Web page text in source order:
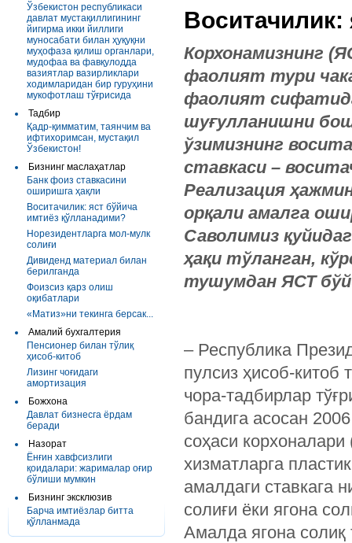
Ўзбекистон республикаси
давлат мустақиллигининг
йигирма икки йиллиги
муносабати билан ҳуқуқни
муҳофаза қилиш органлари,
мудофаа ва фавқулодда
вазиятлар вазирликлари
ходимларидан бир гуруҳини
мукофотлаш тўғрисида
Тадбир
Қадр-қимматим, таянчим ва
ифтихоримсан, мустақил
Ўзбекистон!
Бизнинг маслаҳатлар
Банк фоиз ставкасини
оширишга ҳақли
Воситачилик: яст бўйича
имтиёз қўлланадими?
Норезидентларга мол-мулк
солиғи
Дивиденд материал билан
берилганда
Фоизсиз қарз олиш
оқибатлари
«Матиз»ни текинга берсак...
Амалий бухгалтерия
Пенсионер билан тўлиқ
ҳисоб-китоб
Лизинг чоғидаги
амортизация
Божхона
Давлат бизнесга ёрдам
беради
Назорат
Ёнғин хавфсизлиги
қоидалари: жарималар оғир
бўлиши мумкин
Бизнинг эксклюзив
Барча имтиёзлар битта
қўлланмада
Корхонамизнинг
фаолият тури
фаолият
шуғулланишни
ўзимизнинг
ставкаси –
Реализация
орқали амалга
Саволимиз
ҳақи тўланган,
тушумдан ЯСТ
– Республика
пулсиз ҳисоб-
чора-тадбирлар
бандига асосан
соҳаси
хизматларга
амалдаги ставкага
солиғи ёки ягона
Амалда ягона солиқ